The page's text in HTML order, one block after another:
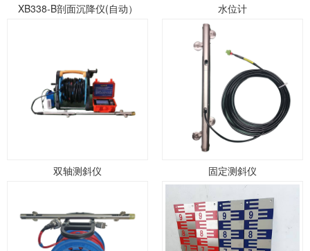
XB338-B剖面沉降仪(自动） 水位计
双轴测斜仪 固定测斜仪